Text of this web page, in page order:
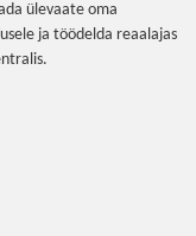
ülevaate oma
ja töödelda reaalajas